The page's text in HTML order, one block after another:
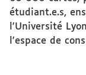
Cartothèque
étudiant.e.s,
l'Université
l'espace de